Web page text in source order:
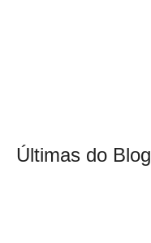
Últimas do Blog